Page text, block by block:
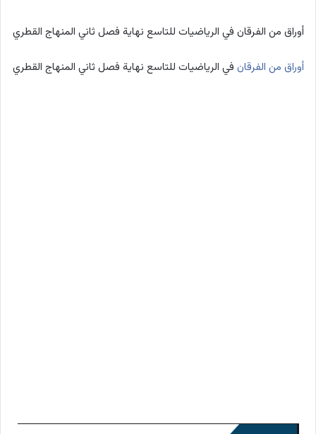
أوراق من الفرقان في الرياضيات للتاسع نهاية فصل ثاني المنهاج القطري
أوراق من الفرقان في الرياضيات للتاسع نهاية فصل ثاني المنهاج القطري